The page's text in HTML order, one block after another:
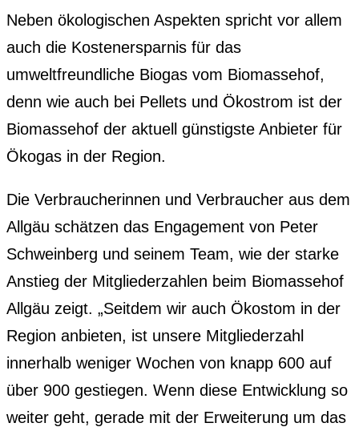
Neben ökologischen Aspekten spricht vor allem
auch die Kostenersparnis für das
umweltfreundliche Biogas vom Biomassehof,
denn wie auch bei Pellets und Ökostrom ist der
Biomassehof der aktuell günstigste Anbieter für
Ökogas in der Region.
Die Verbraucherinnen und Verbraucher aus dem
Allgäu schätzen das Engagement von Peter
Schweinberg und seinem Team, wie der starke
Anstieg der Mitgliederzahlen beim Biomassehof
Allgäu zeigt. „Seitdem wir auch Ökostom in der
Region anbieten, ist unsere Mitgliederzahl
innerhalb weniger Wochen von knapp 600 auf
über 900 gestiegen. Wenn diese Entwicklung so
weiter geht, gerade mit der Erweiterung um das